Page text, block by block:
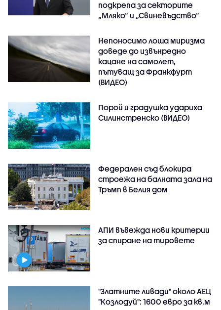
подкрепа за секторите
„Мляко“ и „Свиневъдство“
Непоносимо лоша миризма
доведе до извънредно
кацане на самолет,
пътуващ за Франкфурт
(ВИДЕО)
Порой и градушка удариха
Силинстренско (ВИДЕО)
Федерален съд блокира
строежа на балната зала на
Тръмп в Белия дом
АПИ въвежда нови критерии
за спиране на тировете
"Златните ливади" около АЕЦ
"Козлодуй": 1600 евро за кв.м